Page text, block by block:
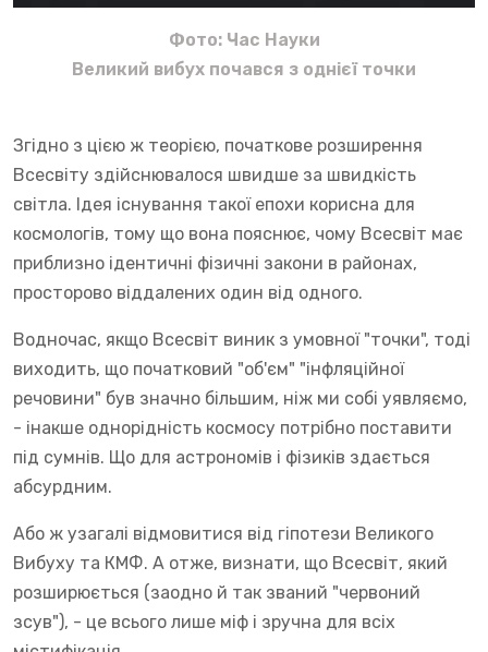
Фото: Час Науки
Великий вибух почався з однієї точки
Згідно з цією ж теорією, початкове розширення
Всесвіту здійснювалося швидше за швидкість
світла. Ідея існування такої епохи корисна для
космологів, тому що вона пояснює, чому Всесвіт має
приблизно ідентичні фізичні закони в районах,
просторово віддалених один від одного.
Водночас, якщо Всесвіт виник з умовної "точки", тоді
виходить, що початковий "об'єм" "інфляційної
речовини" був значно більшим, ніж ми собі уявляємо,
- інакше однорідність космосу потрібно поставити
під сумнів. Що для астрономів і фізиків здається
абсурдним.
Або ж узагалі відмовитися від гіпотези Великого
Вибуху та КМФ. А отже, визнати, що Всесвіт, який
розширюється (заодно й так званий "червоний
зсув"), - це всього лише міф і зручна для всіх